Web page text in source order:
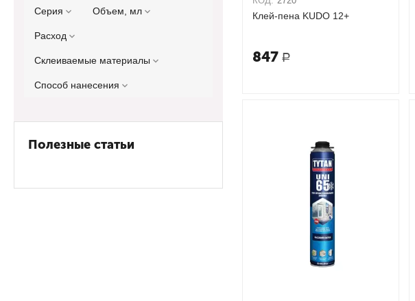
Серия Объем, мл
Расход
Склеиваемые материалы
Способ нанесения
Полезные статьи
Клей-пена KUDO 12+
847 Р